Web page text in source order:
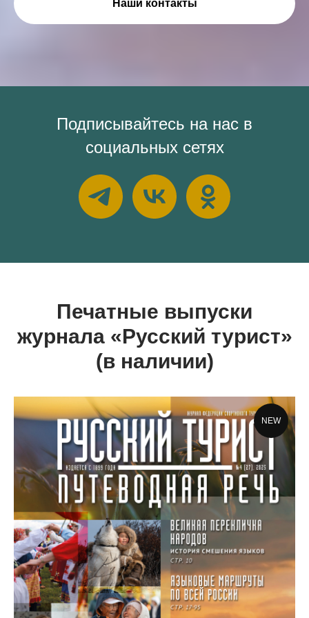
Наши контакты
Подписывайтесь на нас в
социальных сетях
Печатные выпуски
журнала «Русский турист»
(в наличии)
NEW